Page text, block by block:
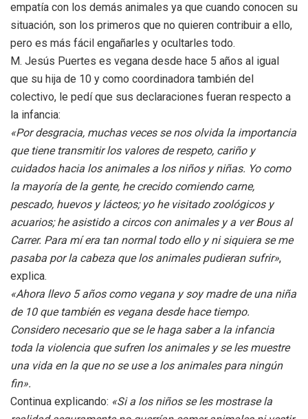
empatía con los demás animales ya que cuando conocen su
situación, son los primeros que no quieren contribuir a ello,
pero es más fácil engañarles y ocultarles todo.
M. Jesús Puertes es vegana desde hace 5 años al igual
que su hija de 10 y como coordinadora también del
colectivo, le pedí que sus declaraciones fueran respecto a
la infancia:
«Por desgracia, muchas veces se nos olvida la importancia
que tiene transmitir los valores de respeto, cariño y
cuidados hacia los animales a los niños y niñas. Yo como
la mayoría de la gente, he crecido comiendo carne,
pescado, huevos y lácteos; yo he visitado zoológicos y
acuarios; he asistido a circos con animales y a ver Bous al
Carrer. Para mí era tan normal todo ello y ni siquiera se me
pasaba por la cabeza que los animales pudieran sufrir»,
explica.
«Ahora llevo 5 años como vegana y soy madre de una niña
de 10 que también es vegana desde hace tiempo.
Considero necesario que se le haga saber a la infancia
toda la violencia que sufren los animales y se les muestre
una vida en la que no se use a los animales para ningún
fin».
Continua explicando: «Si a los niños se les mostrase la